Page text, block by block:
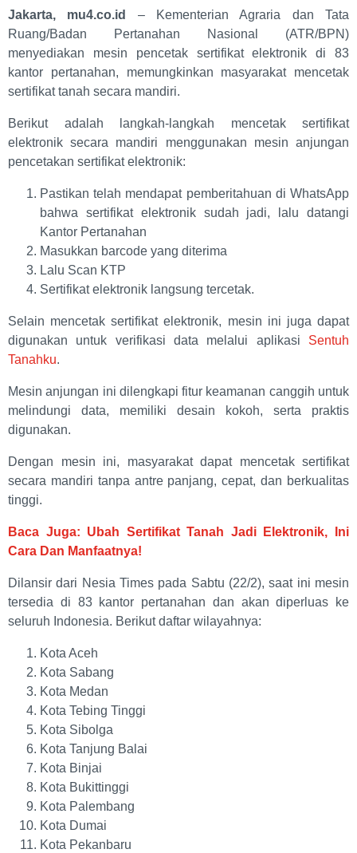
Jakarta, mu4.co.id
– Kementerian Agraria dan Tata
Ruang/Badan Pertanahan Nasional (ATR/BPN)
menyediakan mesin pencetak sertifikat elektronik di 83
kantor pertanahan, memungkinkan masyarakat mencetak
sertifikat tanah secara mandiri.
Berikut adalah langkah-langkah mencetak sertifikat
elektronik secara mandiri menggunakan mesin anjungan
pencetakan sertifikat elektronik:
Pastikan telah mendapat pemberitahuan di WhatsApp
bahwa sertifikat elektronik sudah jadi, lalu datangi
Kantor Pertanahan
Masukkan barcode yang diterima
Lalu Scan KTP
Sertifikat elektronik langsung tercetak.
Selain mencetak sertifikat elektronik, mesin ini juga dapat
digunakan untuk verifikasi data melalui aplikasi Sentuh
Tanahku.
Mesin anjungan ini dilengkapi fitur keamanan canggih untuk
melindungi data, memiliki desain kokoh, serta praktis
digunakan.
Dengan mesin ini, masyarakat dapat mencetak sertifikat
secara mandiri tanpa antre panjang, cepat, dan berkualitas
tinggi.
Baca Juga: Ubah Sertifikat Tanah Jadi Elektronik, Ini
Cara Dan Manfaatnya!
Dilansir dari Nesia Times pada Sabtu (22/2), saat ini mesin
tersedia di 83 kantor pertanahan dan akan diperluas ke
seluruh Indonesia. Berikut daftar wilayahnya:
Kota Aceh
Kota Sabang
Kota Medan
Kota Tebing Tinggi
Kota Sibolga
Kota Tanjung Balai
Kota Binjai
Kota Bukittinggi
Kota Palembang
Kota Dumai
Kota Pekanbaru